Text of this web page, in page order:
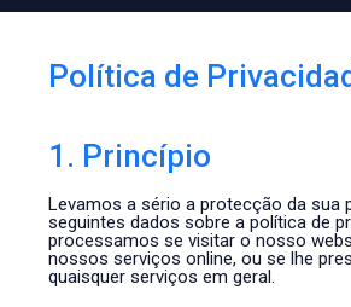
Política de
1. Princípio
Levamos a sério a protecção da sua
seguintes dados sobre a política de
processamos se visitar o nosso
nossos serviços online, ou se lhe
quaisquer serviços em geral.